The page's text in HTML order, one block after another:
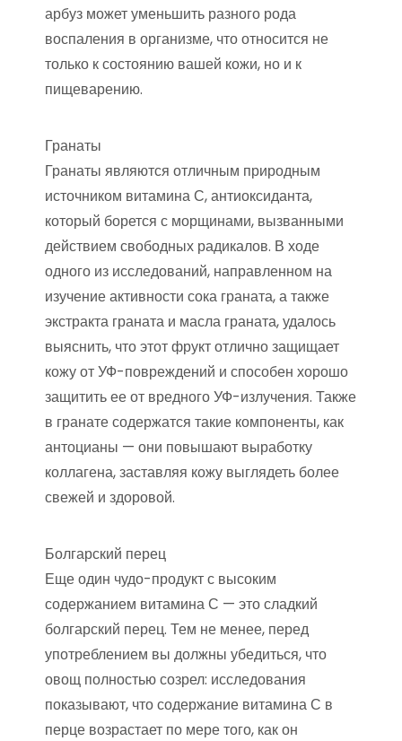
арбуз может уменьшить разного рода
воспаления в организме, что относится не
только к состоянию вашей кожи, но и к
пищеварению.
Гранаты
Гранаты являются отличным природным
источником витамина С, антиоксиданта,
который борется с морщинами, вызванными
действием свободных радикалов. В ходе
одного из исследований, направленном на
изучение активности сока граната, а также
экстракта граната и масла граната, удалось
выяснить, что этот фрукт отлично защищает
кожу от УФ-повреждений и способен хорошо
защитить ее от вредного УФ-излучения. Также
в гранате содержатся такие компоненты, как
антоцианы — они повышают выработку
коллагена, заставляя кожу выглядеть более
свежей и здоровой.
Болгарский перец
Еще один чудо-продукт с высоким
содержанием витамина С — это сладкий
болгарский перец. Тем не менее, перед
употреблением вы должны убедиться, что
овощ полностью созрел: исследования
показывают, что содержание витамина С в
перце возрастает по мере того, как он